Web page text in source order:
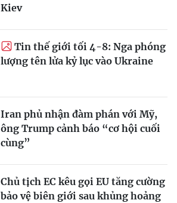
Kiev
Tin thế giới tối 4-8: Nga phóng
lượng tên lửa kỷ lục vào Ukraine
Iran phủ nhận đàm phán với Mỹ,
ông Trump cảnh báo “cơ hội cuối
cùng”
Chủ tịch EC kêu gọi EU tăng cường
bảo vệ biên giới sau khủng hoảng